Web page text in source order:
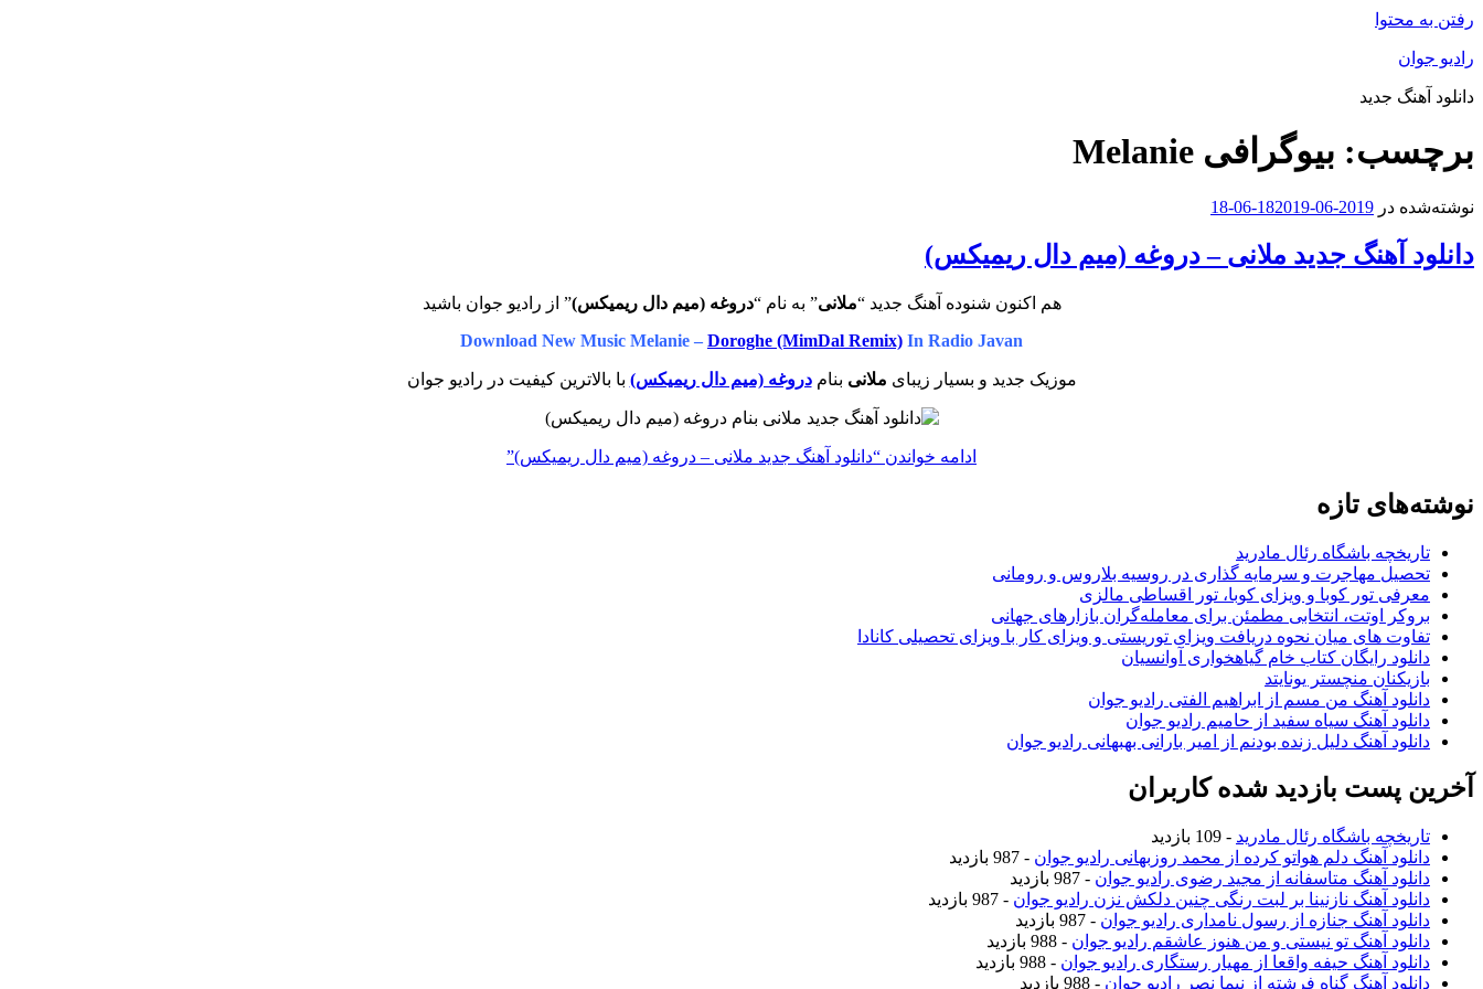
رفتن به محتوا
رادیو جوان
دانلود آهنگ جدید
برچسب: بیوگرافی Melanie
نوشته‌شده در 2019-06-18
2019-06-18
دانلود آهنگ جدید ملانی – دروغه (میم دال ریمیکس)
هم اکنون شنوده آهنگ جدید “ملانی” به نام “دروغه (میم دال ریمیکس)” از رادیو جوان باشید
Download New Music Melanie – Doroghe (MimDal Remix) In Radio Javan
موزیک جدید و بسیار زیبای ملانی بنام دروغه (میم دال ریمیکس) با بالاترین کیفیت در رادیو جوان
ادامه خواندن “دانلود آهنگ جدید ملانی – دروغه (میم دال ریمیکس)”
نوشته‌های تازه
تاریخچه باشگاه رئال مادرید
تحصیل مهاجرت و سرمایه گذاری در روسیه بلاروس و رومانی
معرفی تور کوبا و ویزای کوبا، تور اقساطی مالزی
بروکر اوتت، انتخابی مطمئن برای معامله‌گران بازارهای جهانی
تفاوت های میان نحوه دریافت ویزای توریستی و ویزای کار با ویزای تحصیلی کانادا
دانلود رایگان کتاب خام گیاهخواری آوانسیان
بازیکنان منچستر یونایتد
دانلود آهنگ من مسم از ابراهیم الفتی رادیو جوان
دانلود آهنگ سیاه سفید از حامیم رادیو جوان
دانلود آهنگ دلیل زنده بودنم از امیر بارانی بهبهانی رادیو جوان
آخرین پست بازدید شده کاربران
تاریخچه باشگاه رئال مادرید - 109 بازدید
دانلود آهنگ دلم هواتو کرده از محمد روزبهانی رادیو جوان - 987 بازدید
دانلود آهنگ متاسفانه از مجید رضوی رادیو جوان - 987 بازدید
دانلود آهنگ نازنینا بر لبت رنگی چنین دلکش نزن رادیو جوان - 987 بازدید
دانلود آهنگ جنازه از رسول نامداری رادیو جوان - 987 بازدید
دانلود آهنگ تو نیستی و من هنوز عاشقم رادیو جوان - 988 بازدید
دانلود آهنگ حیفه واقعا از مهیار رستگاری رادیو جوان - 988 بازدید
دانلود آهنگ گناه فرشته از نیما نصر رادیو جوان - 988 بازدید